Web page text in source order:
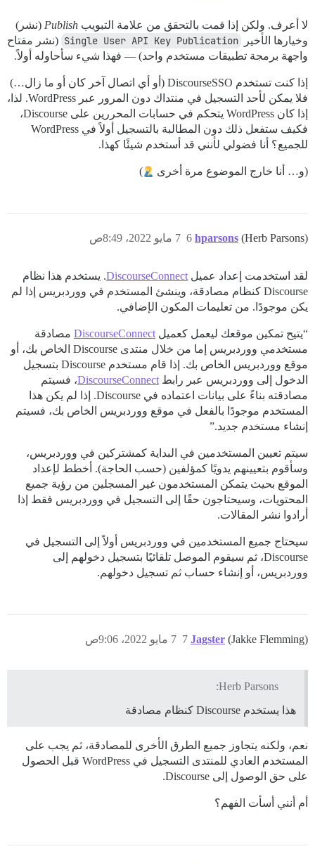
لا أعرف. ولكن إذا قمت بالتحقق من علامة التبويب Publish (نشر)
وخيارها الأخير
Single User API Key Publication (نشر مفتاح
واجهة برمجة تطبيقات مستخدم واحد) — فهذا شيء سأحاوله أولاً.
إذا كنت تستخدم DiscourseSSO (أو أي اتصال آخر كان أو ما زال…)
فلا يمكن لأحد التسجيل في منتداك دون المرور عبر WordPress. لذا،
إذا كان WordPress يتحكم في حسابات المحررين على Discourse،
فكيف ستفعل ذلك دون المطالبة بالتسجيل أولاً في WordPress
للجميع؟ أنا فضولي لأنني قد أستخدم شيئًا كهذا.
(و… أنا خارج الموضوع مرة أخرى )
hparsons (Herb Parsons) 7 مايو 2022، 8:49ص 6
لقد استخدمت إعداد عميل DiscourseConnect. يستخدم هذا نظام
Discourse كنظام مصادقة، وينشئ المستخدم في ووردبريس إذا لم
يكن موجودًا. من تعليمات المكون الإضافي.
“يتيح تمكين موقعك ليعمل كعميل DiscourseConnect مصادقة
مستخدمي ووردبريس إما من خلال منتدى Discourse الخاص بك، أو
موقع ووردبريس الخاص بك. إذا قام مستخدم Discourse بتسجيل
الدخول إلى ووردبريس عبر رابط DiscourseConnect، فسيتم
مصادقته بناءً على بيانات اعتماده في Discourse. إذا لم يكن هذا
المستخدم موجودًا بالفعل في موقع ووردبريس الخاص بك، فسيتم
إنشاء مستخدم جديد.”
سيتم تعيين المستخدمين في البداية كمشتركين في ووردبريس،
وسأقوم بتعيينهم يدويًا كمؤلفين (حسب الحاجة). أخطط لإعداد
الموقع بحيث يتمكن المستخدمون غير المسجلين من رؤية جميع
المحتويات، وسيحتاجون حقًا إلى التسجيل في ووردبريس فقط إذا
أرادوا نشر المقالات.
سيحتاج جميع المستخدمين في ووردبريس أولاً إلى التسجيل في
Discourse، ثم سيقوم الموصل تلقائيًا بتسجيل دخولهم إلى
ووردبريس، أو إنشاء حساب ثم تسجيل دخولهم.
Jagster (Jakke Flemming) 7 مايو 2022، 9:06ص 7
Herb Parsons:
هذا يستخدم Discourse كنظام مصادقة
نعم، ولكنه يتجاوز جميع الطرق الأخرى للمصادقة، ثم يجب على
المستخدم العادي للمنتدى التسجيل في WordPress قبل الحصول
على حق الوصول إلى Discourse.
أم أنني أسأت الفهم؟